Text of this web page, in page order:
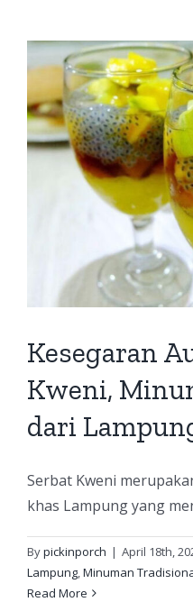
Kesegaran
Kweni,
dari
Serbat Kweni
khas Lampung yang
Bypickinporch | April 18th,
Lampung Minuman
Read More